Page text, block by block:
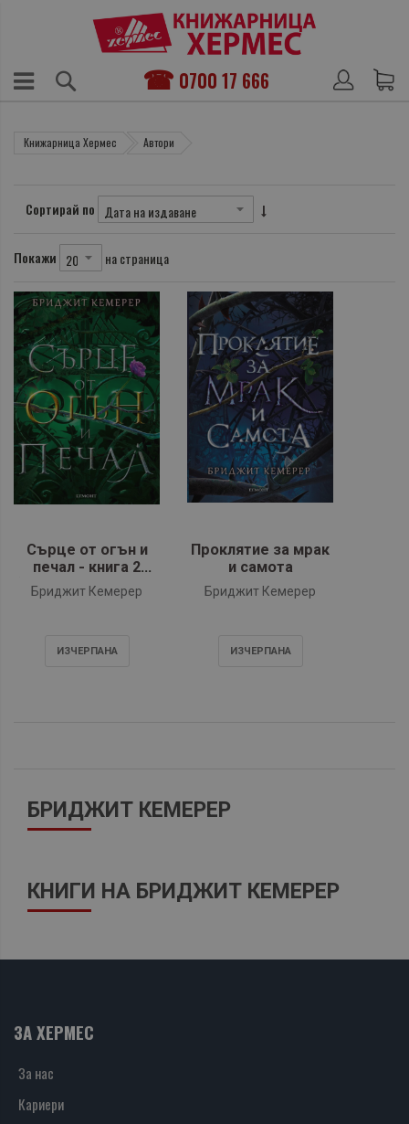
0700 17 666
Книжарница Хермес Автори
Сортирай по
Покажи на страница
Сърце от огън и
печал - книга 2
(Проклятие за мрак
и самота)
Бриджит Кемерер
ИЗЧЕРПАНA
Проклятие за мрак
и самота
Бриджит Кемерер
ИЗЧЕРПАНA
БРИДЖИТ КЕМЕРЕР
КНИГИ НА БРИДЖИТ КЕМЕРЕР
ЗА ХЕРМЕС
За нас
Кариери